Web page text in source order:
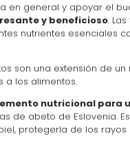
en general y apoyar el
y beneficioso.
nutrientes esenciales
son una extensión de
a los alimentos.
nutricional para
de abeto de Eslovenia.
protegerla de los